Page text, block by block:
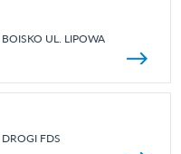
BOISKO UL. LIPOWA
DROGI FDS